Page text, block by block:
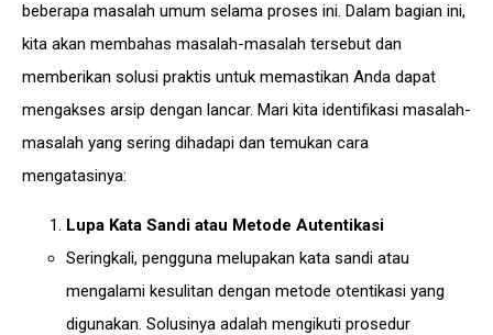
beberapa masalah umum selama proses ini. Dalam bagian ini,
kita akan membahas masalah-masalah tersebut dan
memberikan solusi praktis untuk memastikan Anda dapat
mengakses arsip dengan lancar. Mari kita identifikasi masalah-
masalah yang sering dihadapi dan temukan cara
mengatasinya:
Lupa Kata Sandi atau Metode Autentikasi
Seringkali, pengguna melupakan kata sandi atau
mengalami kesulitan dengan metode otentikasi yang
digunakan. Solusinya adalah mengikuti prosedur